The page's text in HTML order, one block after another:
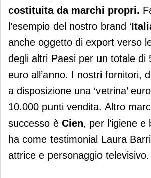
costituita da marchi propri.
l’esempio del nostro brand ‘
anche oggetto di export verso
degli altri Paesi per un totale di
euro all’anno. I nostri fornitori,
a disposizione una ‘vetrina’
10.000 punti vendita. Altro
successo è Cien, per l’igiene
ha come testimonial Laura
attrice e personaggio televisivo.